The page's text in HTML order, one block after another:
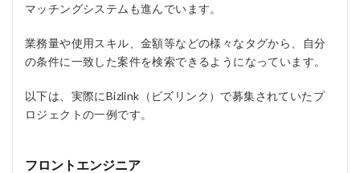
マッチングシステムも進んでいます。
業務量や使用スキル、金額等などの様々なタグから、自分
の条件に一致した案件を検索できるようになっています。
以下は、実際にBizlink（ビズリンク）で募集されていたプ
ロジェクトの一例です。
フロントエンジニア